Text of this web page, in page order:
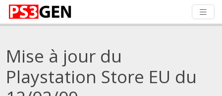
Mise à jour du
Playstation Store EU du